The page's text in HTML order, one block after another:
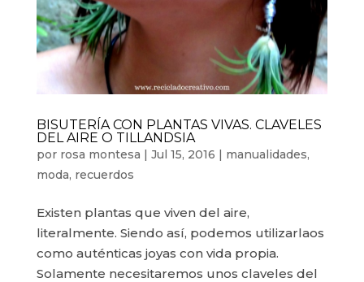
BISUTERÍA CON PLANTAS VIVAS. CLAVELES
DEL AIRE O TILLANDSIA
por rosa montesa | Jul 15, 2016 | manualidades,
moda, recuerdos
Existen plantas que viven del aire,
literalmente. Siendo así, podemos utilizarlaos
como auténticas joyas con vida propia.
Solamente necesitaremos unos claveles del